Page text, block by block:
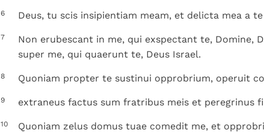
6 Deus, tu scis insipientiam meam, et delicta mea a
7
Non erubescant in me, qui exspectant te, Domine,
super me, qui quaerunt te, Deus Israel.
8 Quoniam propter te sustinui opprobrium, operuit
9 extraneus factus sum fratribus meis et peregrinus
10
Quoniam zelus domus tuae comedit me, et